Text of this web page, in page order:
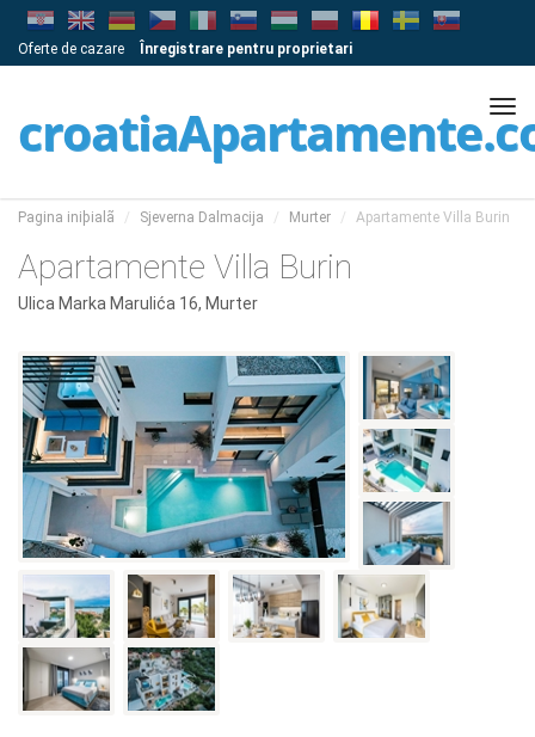
Oferte de cazare Înregistrare pentru proprietari
Pagina iniþialã Sjeverna Dalmacija Murter Apartamente Villa Burin
Apartamente Villa Burin
Ulica Marka Marulića 16, Murter